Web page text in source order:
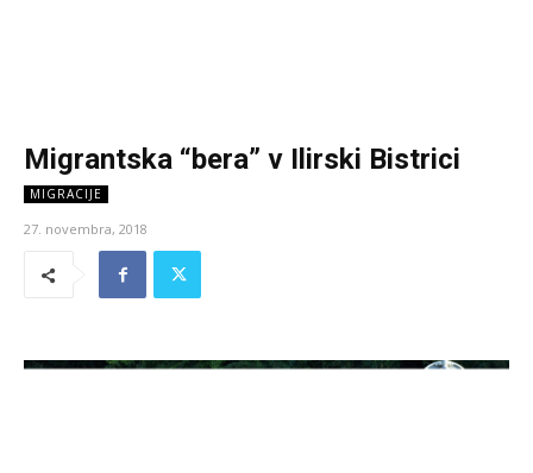
Migrantska “bera” v Ilirski Bistrici
MIGRACIJE
27. novembra, 2018